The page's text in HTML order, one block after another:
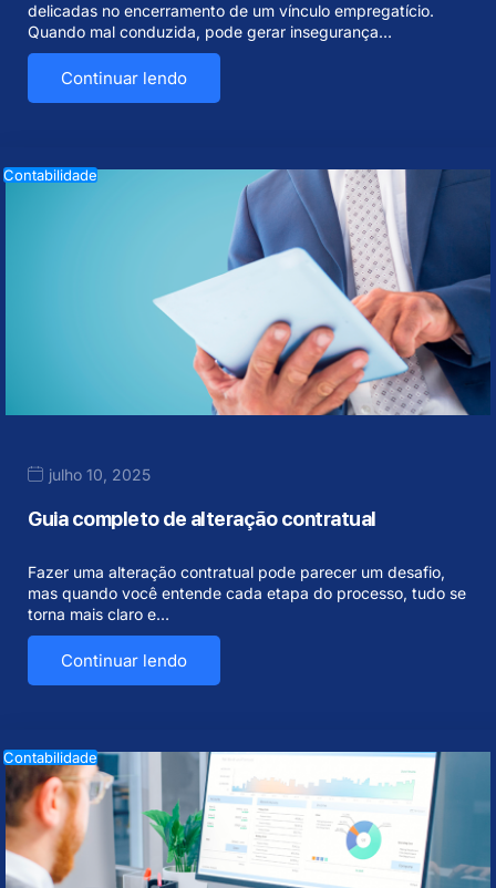
delicadas no encerramento de um vínculo empregatício.
Quando mal conduzida, pode gerar insegurança…
Continuar lendo
Contabilidade
julho 10, 2025
Guia completo de alteração contratual
Fazer uma alteração contratual pode parecer um desafio,
mas quando você entende cada etapa do processo, tudo se
torna mais claro e…
Continuar lendo
Contabilidade